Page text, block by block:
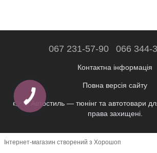
067 231-57-90 066 344-
Контактна інформація
Повна версія сайту
👉 © Автостиль — тюнінг та автотовари
права захищені.
Інтернет-магазин створений з Хорошоп